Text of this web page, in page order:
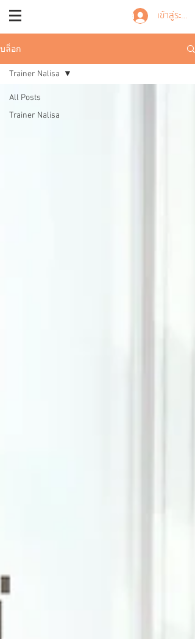
เข้าสู่ระบบ
Trainer Nalisa
บล็อก
All Posts
Trainer Nalisa
Trainer Nalisa